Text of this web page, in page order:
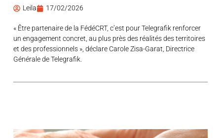
Leila 17/02/2026
« Être partenaire de la FédéCRT, c’est pour Telegrafik renforcer
un engagement concret, au plus près des réalités des territoires
et des professionnels », déclare Carole Zisa-Garat, Directrice
Générale de Telegrafik.